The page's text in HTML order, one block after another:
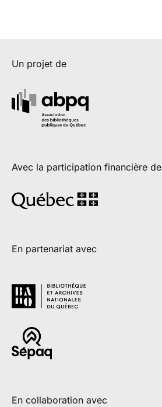
Un projet de
Avec la participation financière de
En partenariat avec
En collaboration avec